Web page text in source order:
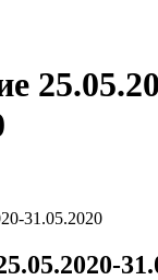
31.05.2020